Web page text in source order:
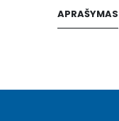
the
images
APRAŠYMAS